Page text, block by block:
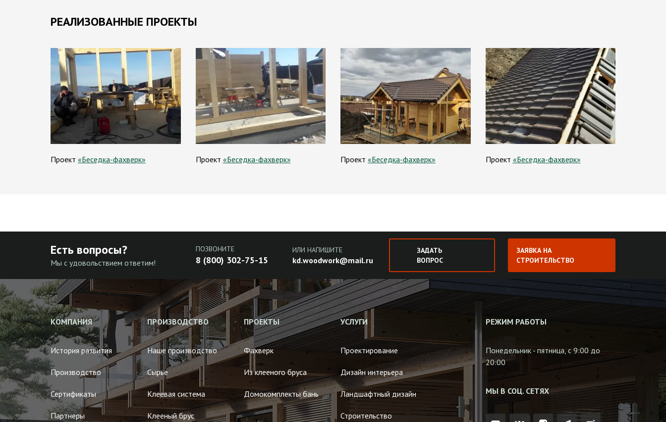
РЕАЛИЗОВАННЫЕ ПРОЕКТЫ
Проект «Беседка-фахверк» Проект «Беседка-фахверк» Проект «Беседка-фахверк» Проект «Беседка-фахверк»
Есть вопросы?
Мы с удовольствием ответим!
ПОЗВОНИТЕ
8 (800) 302-75-15
ИЛИ НАПИШИТЕ
kd.woodwork@mail.ru
ЗАДАТЬ
ВОПРОС
ЗАЯВКА НА
СТРОИТЕЛЬСТВО
КОМПАНИЯ
История развития
Производство
Сертификаты
Партнеры
ПРОИЗВОДСТВО
Наше производство
Сырье
Клеевая система
Клееный брус
ПРОЕКТЫ
Фахверк
Из клееного бруса
Домокомплекты бань
УСЛУГИ
Проектирование
Дизайн интерьера
Ландшафтный дизайн
Строительство
РЕЖИМ РАБОТЫ
Понедельник - пятница, с 9:00 до
20:00
МЫ В СОЦ. СЕТЯХ